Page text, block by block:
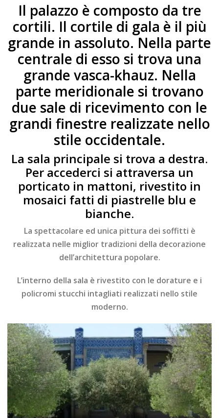
Il palazzo è composto da tre
cortili. Il cortile di gala è il più
grande in assoluto. Nella parte
centrale di esso si trova una
grande vasca-khauz. Nella
parte meridionale si trovano
due sale di ricevimento con le
grandi finestre realizzate nello
stile occidentale.
La sala principale si trova a destra.
Per accederci si attraversa un
porticato in mattoni, rivestito in
mosaici fatti di piastrelle blu e
bianche.
La spettacolare ed unica pittura dei soffitti è
realizzata nelle miglior tradizioni della decorazione
dell’architettura popolare.
L’interno della sala è rivestito con le dorature e i
policromi stucchi intagliati realizzati nello stile
moderno.